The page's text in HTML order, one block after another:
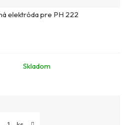
elektróda pre PH 222
Skladom